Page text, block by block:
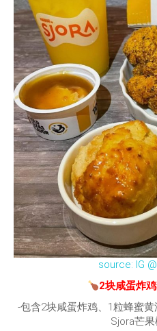
source: IG
2块咸蛋炸
-包含2块咸蛋炸鸡、1粒蜂蜜
Sjora芒